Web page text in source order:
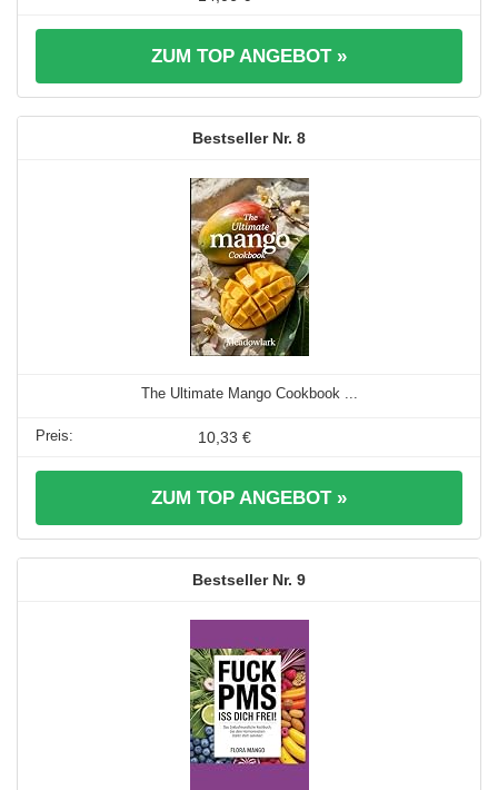
ZUM TOP ANGEBOT »
8
The Ultimate Mango Cookbook ...
10,33 €
ZUM TOP ANGEBOT »
9